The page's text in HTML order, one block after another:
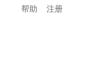
帮助 注册